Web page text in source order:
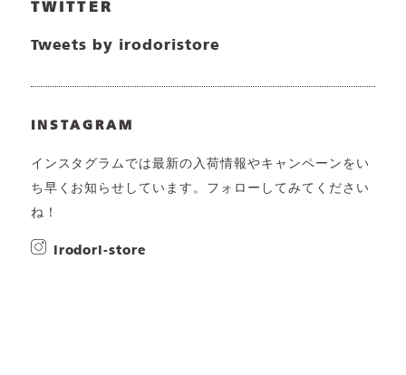
TWITTER
Tweets by irodoristore
INSTAGRAM
インスタグラムでは最新の入荷情報やキャンペーンをい
ち早くお知らせしています。フォローしてみてください
ね！
irodori-store